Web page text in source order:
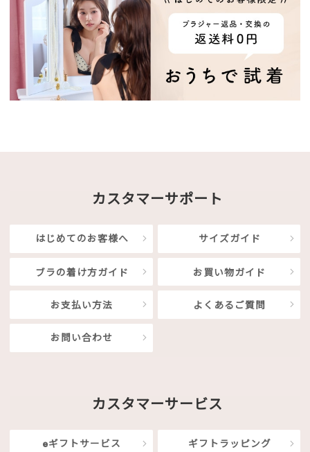
カスタマーサポート
はじめてのお客様へ サイズガイド
ブラの着け方ガイド お買い物ガイド
お支払い方法 よくあるご質問
お問い合わせ
カスタマーサービス
eギフトサービス ギフトラッピング